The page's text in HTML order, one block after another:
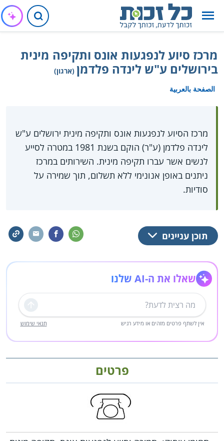
מרכז סיוע לנפגעות אונס ותקיפה מינית
בירושלים ע"ש לינדה פלדמן (ארגון)
الصفحة بالعربية
מרכז הסיוע לנפגעות אונס ותקיפה מינית ירושלים ע"ש
לינדה פלדמן (ע"ר) הוקם בשנת 1981 במטרה לסייע
לנשים אשר עברו תקיפה מינית. השירותים במרכז
ניתנים באופן אנונימי ללא תשלום, תוך שמירה על
סודיות.
תוכן עניינים
שאלו את ה-AI שלנו
שליחה
אין לשתף פרטים מזהים או מידע רגיש תנאי שימוש
פרטים